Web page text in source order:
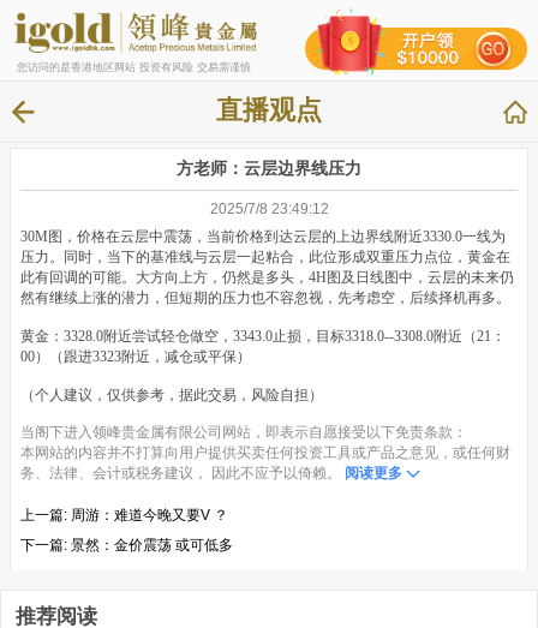
您访问的是香港地区网站 投资有风险 交易需谨慎
直播观点
方老师：云层边界线压力
2025/7/8 23:49:12
30M图，价格在云层中震荡，当前价格到达云层的上边界线附近3330.0一线为
压力。同时，当下的基准线与云层一起粘合，此位形成双重压力点位，黄金在
此有回调的可能。大方向上方，仍然是多头，4H图及日线图中，云层的未来仍
然有继续上涨的潜力，但短期的压力也不容忽视，先考虑空，后续择机再多。
黄金：3328.0附近尝试轻仓做空，3343.0止损，目标3318.0--3308.0附近（21：
00）（跟进3323附近，减仓或平保）
（个人建议，仅供参考，据此交易，风险自担）
当阁下进入领峰贵金属有限公司网站，即表示自愿接受以下免责条款：
本网站的内容并不打算向用户提供买卖任何投资工具或产品之意见，或任何财
务、法律、会计或税务建议， 因此不应予以倚赖。
阅读更多
上一篇: 周游：难道今晚又要V ？
下一篇: 景然：金价震荡 或可低多
推荐阅读